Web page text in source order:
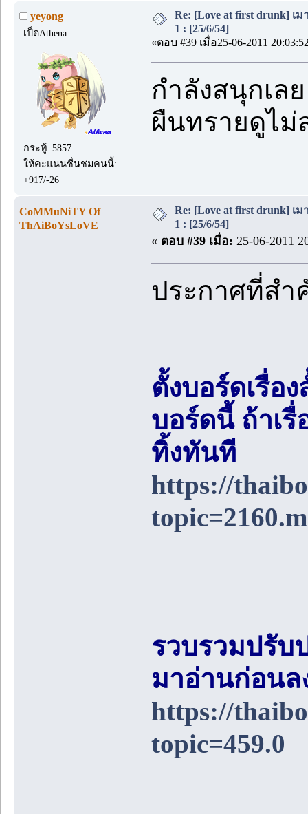
yeyong
เป็ดAthena
กระทู้: 5857
ให้คะแนนชื่นชมคนนี้:
+917/-26
Re: [Love at first drunk] เ
1 : [25/6/54]
«ตอบ #39 เมื่อ25-06-2011
กำลังสนุกเล
ผืนทรายดูไม่
CoMMuNiTY Of
ThAiBoYsLoVE
Re: [Love at first drunk] เ
1 : [25/6/54]
« ตอบ #39 เมื่อ: 25-06-2011
ประกาศที่ส
ตั้งบอร์ดเรื่อ
บอร์ดนี้ ถ้าเ
ทิ้งทันที
https://
รวบรวมปรับ
มาอ่านก่อน
https://
topic=459.0